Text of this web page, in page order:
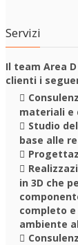
Servizi
Il team Area
clienti i
materiali e
Studio
base alle
in 3D che
completo
ambiente